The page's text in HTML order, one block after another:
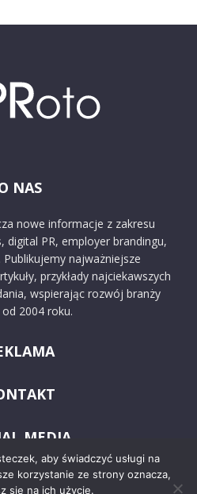
NAS
nowe informacje z zakresu
digital PR, employer brandingu,
Publikujemy najważniejsze
przykłady najciekawszych
wspierając rozwój branży
2004 roku.
MEDIA
aby świadczyć usługi na
korzystanie ze strony oznacza,
się na ich użycie.